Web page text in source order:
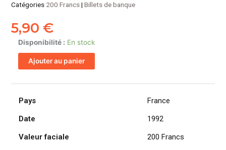
Catégories 200 Francs|Billets de banque
5,90€
Disponibilité : En stock
quantité
de
FRANCE
de
200
Montesquieu
Ajouter au panier
Pays
France
Date
1992
Valeur faciale
200 Francs